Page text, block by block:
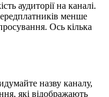
аудиторії на каналі.
менше
Ось кілька
назву каналу,
які відображають